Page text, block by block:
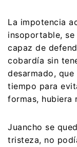
La impotencia
insoportable,
capaz de
cobardía sin
desarmado,
tiempo para
formas, hubiera
Juancho se
tristeza, no